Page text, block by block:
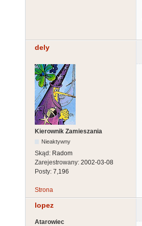
dely
Kierownik Zamieszania
Nieaktywny
Skąd: Radom
Zarejestrowany: 2002-03-08
Posty: 7,196
Strona
lopez
Atarowiec